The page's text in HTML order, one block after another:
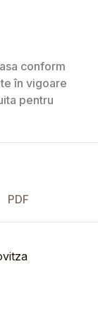
conform
în vigoare
pentru
PDF